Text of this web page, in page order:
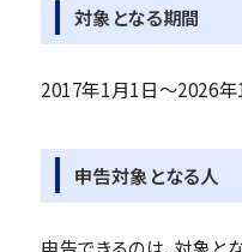
対象となる期間
2017年1月1日～2026年
申告対象となる人